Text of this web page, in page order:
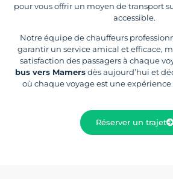
pour vous offrir un moyen de transport
accessible.
Notre équipe de chauffeurs
garantir un service amical et efficace,
satisfaction des passagers à chaque
bus vers Mamersdès aujourd’hui et
où chaque voyage est une
Réserver un trajet